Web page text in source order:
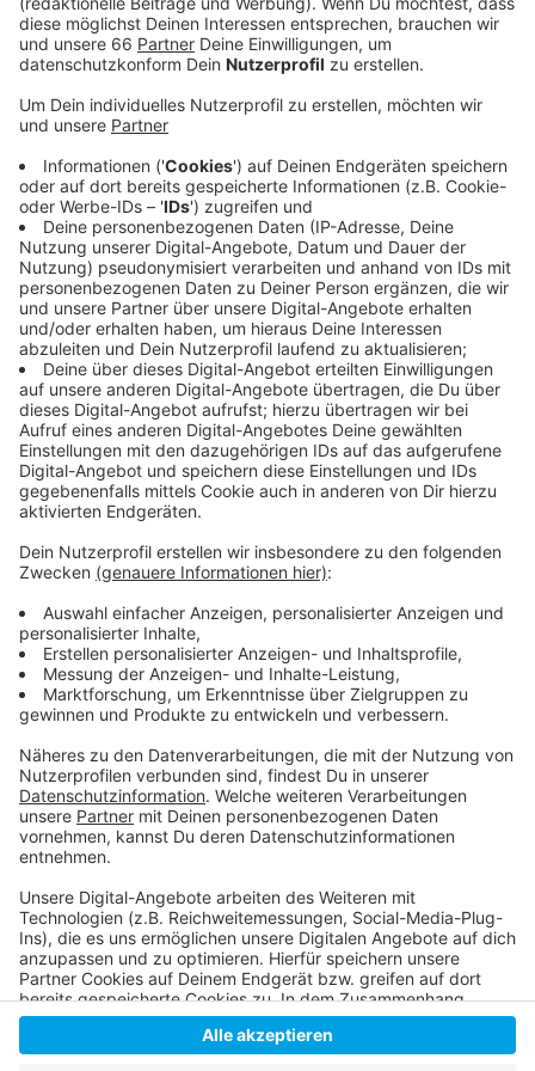
Anzeige
Um den Zeitplan bis zur Fertigstellung im März 2022
einhalten zu können, sind aktuell umfangreiche
Gleisarbeiten nötig. Weichen und Oberleitungen
werden neu gebaut, Signale müssen versetzt und
Masten neu aufgestellt werden. Das passiert bis kurz
vor Weihnachten in drei Bauphasen. In der ersten
werden jetzt ab Dienstag alle Gleise gesperrt.
Regionalzüge und S-Bahnen fallen daher aus oder
müssen umgeleitet werden. Die Bahn und private
Betreiber haben dafür umfangreichen
Schienenersatzverkehr eingerichtet.
Anzeige
Weitere Infos
Infos der Bahn: Zeitplan und Fahrplanänderungen
Gleissperrungen am Bilker Bahnhof im Herbst
Anzeige
Anzeige